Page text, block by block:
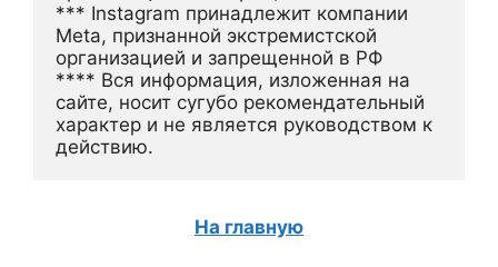
*** Instagram принадлежит компании
Meta, признанной экстремистской
организацией и запрещенной в РФ
**** Вся информация, изложенная на
сайте, носит сугубо рекомендательный
характер и не является руководством к
действию.
На главную